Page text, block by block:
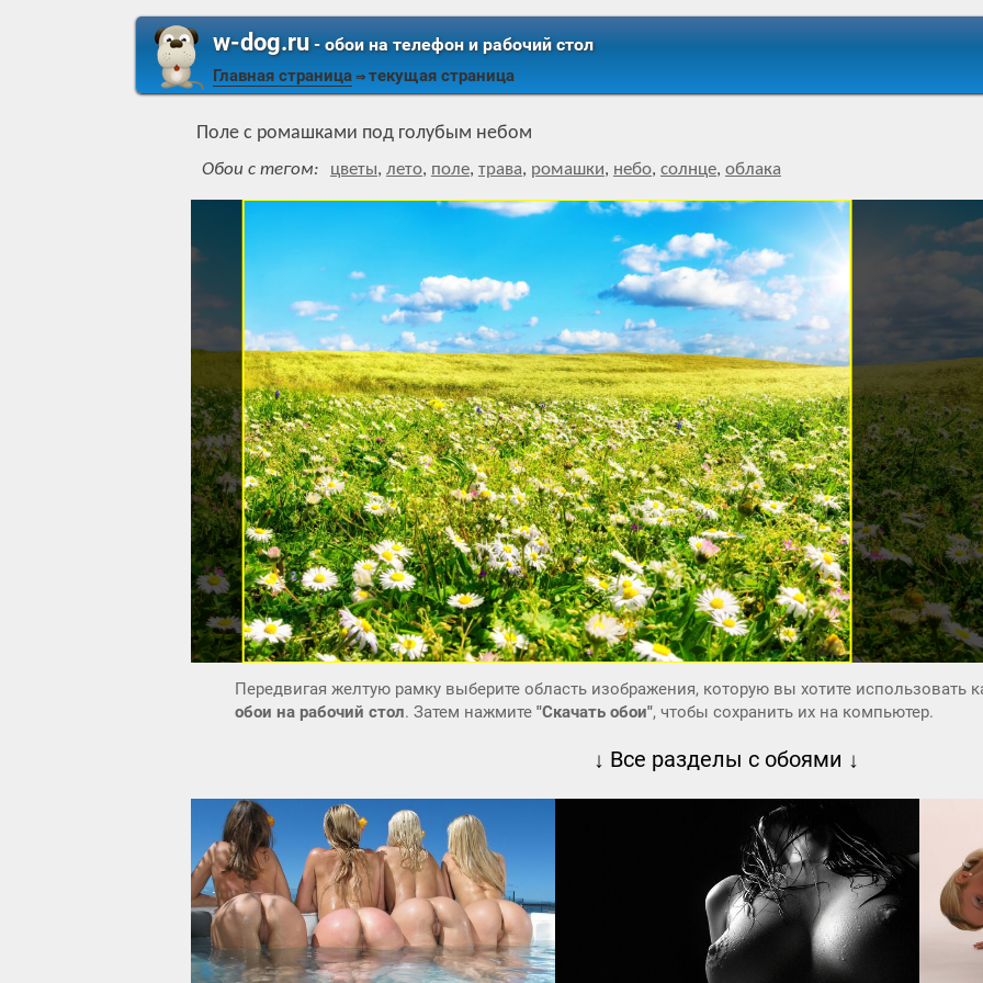
w-dog.ru- обои на телефон и рабочий стол
Главная страница ⇒ текущая страница
Поле с ромашками под голубым небом
Обои с тегом: цветы, лето, поле, трава, ромашки, небо, солнце, облака
Передвигая желтую рамку выберите область изображения, которую вы хотите использовать
обои на рабочий стол. Затем нажмите "Скачать обои", чтобы сохранить их на компьютер.
↓ Все разделы с обоями ↓